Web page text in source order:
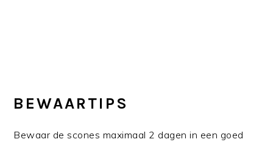
BEWAARTIPS
Bewaar de scones maximaal 2 dagen in een goed